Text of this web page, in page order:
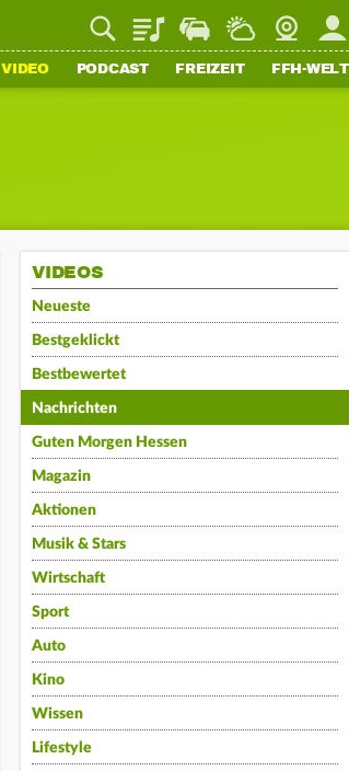
PlaylistStaupilotWetterWebcam
VIDEO PODCAST FREIZEIT FFH-WELT
VIDEOS
Neueste
Bestgeklickt
Bestbewertet
Nachrichten
Guten Morgen Hessen
Magazin
Aktionen
Musik & Stars
Wirtschaft
Sport
Auto
Kino
Wissen
Lifestyle